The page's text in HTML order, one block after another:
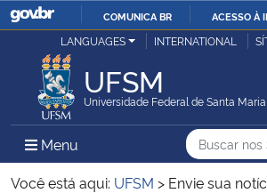
IR
COMUNICA BR ACESSO À
Ministério da Justiça e Segurança Pública
Ministério da Defesa
Ministério das Relações Exteriores
LANGUAGES INTERNATIONAL
UFSM
Universidade Federal de Santa Maria
Menu Menu Principal do Sítio
Busca
Buscar
Busca:
Você está aqui: UFSM > Envie sua